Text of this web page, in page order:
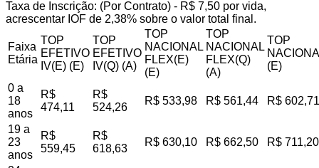
Taxa de Inscrição: (Por Contrato) - R$ 7,50 por vida,
acrescentar IOF de 2,38% sobre o valor total final.
Faixa
Etária
TOP
EFETIVO
IV(E) (E)
TOP
EFETIVO
IV(Q) (A)
TOP
NACIONAL
FLEX(E)
(E)
TOP
NACIONAL
FLEX(Q)
(A)
TOP
(E)
0 a
18
anos
R$
474,11
R$
524,26
R$ 533,98 R$ 561,44 R$ 602,71
19 a
23
anos
R$
559,45
R$
618,63
R$ 630,10 R$ 662,50 R$ 711,20